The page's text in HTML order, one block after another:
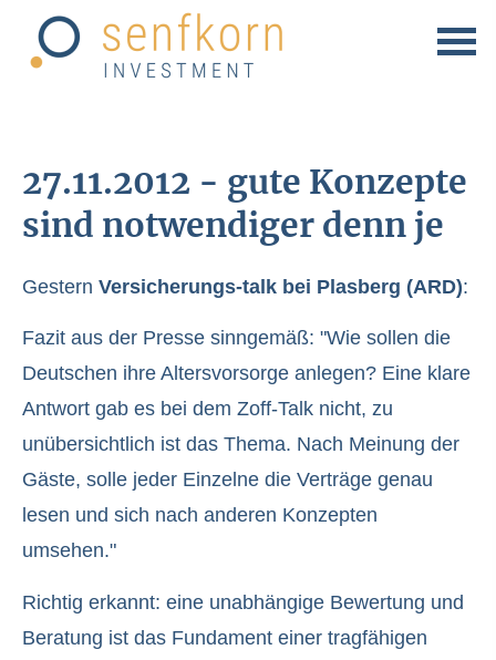
27.11.2012 - gute Konzepte
sind notwendiger denn je
Gestern Versicherungs-talk bei Plasberg (ARD):
Fazit aus der Presse sinngemäß: "Wie sollen die
Deutschen ihre Alters­vorsorge anlegen? Eine klare
Antwort gab es bei dem Zoff-Talk nicht, zu
unübersichtlich ist das Thema. Nach Meinung der
Gäste, solle jeder Einzelne die Verträge genau
lesen und sich nach anderen Konzepten
umsehen."
Richtig erkannt: eine unabhängige Bewertung und
Beratung ist das Fundament einer tragfähigen